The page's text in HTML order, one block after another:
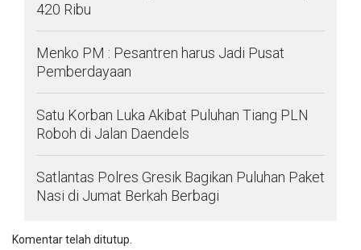
420 Ribu
Menko PM : Pesantren harus Jadi Pusat
Pemberdayaan
Satu Korban Luka Akibat Puluhan Tiang PLN
Roboh di Jalan Daendels
Satlantas Polres Gresik Bagikan Puluhan Paket
Nasi di Jumat Berkah Berbagi
Komentar telah ditutup.